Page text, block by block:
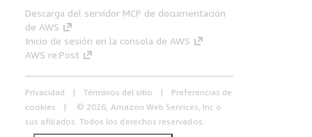
Descarga del servidor MCP de documentación
de AWS
Inicio de sesión en la consola de AWS
AWS re:Post
Privacidad Términos del sitio
Preferencias de
cookies
© 2026, Amazon Web Services, Inc o
sus afiliados. Todos los derechos reservados.